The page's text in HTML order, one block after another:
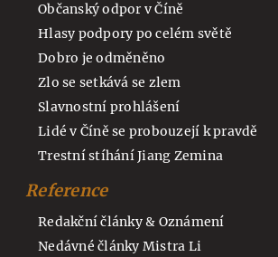
Občanský odpor v Číně
Hlasy podpory po celém světě
Dobro je odměněno
Zlo se setkává se zlem
Slavnostní prohlášení
Lidé v Číně se probouzejí k pravdě
Trestní stíhání Jiang Zemina
Reference
Redakční články & Oznámení
Nedávné články Mistra Li